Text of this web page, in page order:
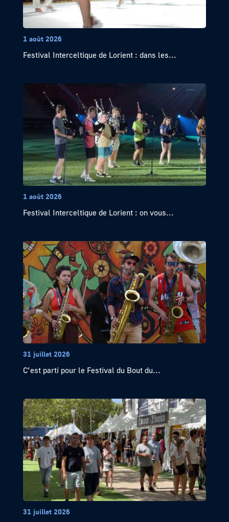
1 août 2026
Festival Interceltique de Lorient : dans les...
1 août 2026
Festival Interceltique de Lorient : on vous...
31 juillet 2026
C’est parti pour le Festival du Bout du...
31 juillet 2026